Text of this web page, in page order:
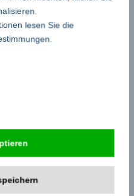
Social Media Strategie
nutzen soziale
lesen Sie die
.